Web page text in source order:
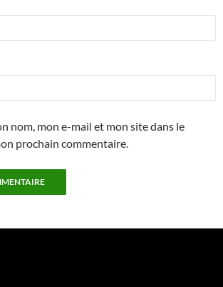
nom, mon e-mail et mon site dans le
prochain commentaire.